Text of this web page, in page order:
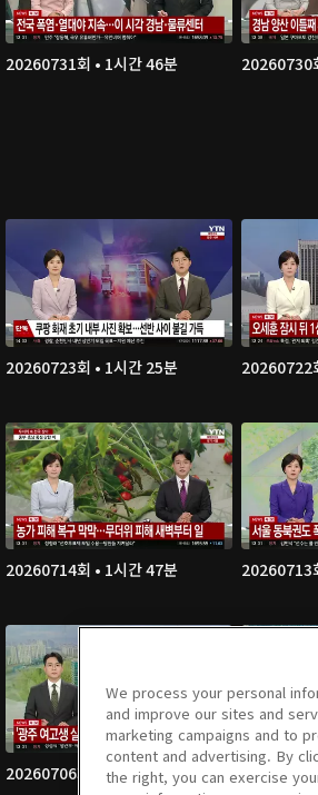
20260731회 • 1시간 46분 20260730
20260723회 • 1시간 25분 20260722
20260714회 • 1시간 47분 20260713
20260706회 • 1시간 53분 20260703
We process your personal
and improve our sites and
marketing campaigns and to
content and advertising. By
the right, you can exercise